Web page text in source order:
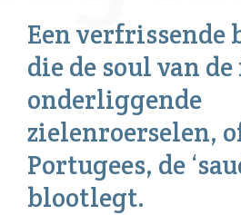
Een verfrissende
die de soul van
onderliggende
zielenroerselen,
Portugees, de
blootlegt.